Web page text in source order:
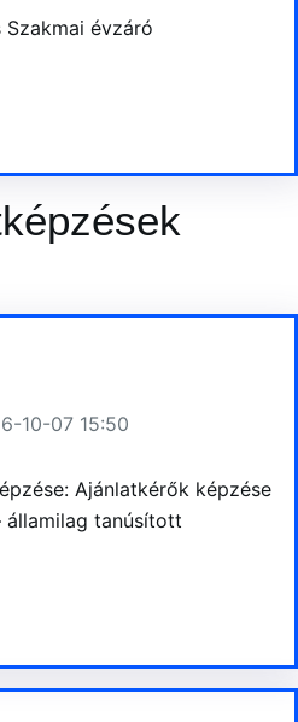
Szakmai évzáró
10-07 15:50
Ajánlatkérők képzése
államilag tanúsított